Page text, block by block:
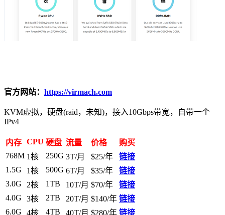
官方网站： https://virmach.com
KVM虚拟，硬盘(raid，未知)，接入10Gbps带宽，自带一个
IPv4
内存 CPU 硬盘 流量 价格
购买
768M 1核 250G 3T/月 $25/年
链接
1.5G
1核 500G 6T/月 $35/年
链接
3.0G
2核 1TB 10T/月 $70/年
链接
4.0G
3核 2TB 20T/月 $140/年 链接
6.0G
4核 4TB 40T/月 $280/年 链接